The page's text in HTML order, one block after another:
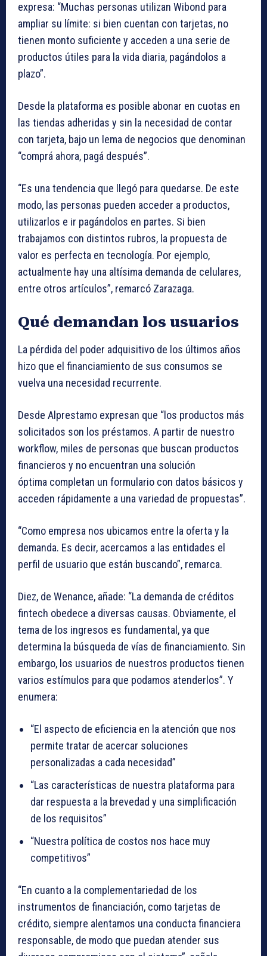
expresa: “Muchas personas utilizan Wibond para
ampliar su límite: si bien cuentan con tarjetas, no
tienen monto suficiente y acceden a una serie de
productos útiles para la vida diaria, pagándolos a
plazo”.
Desde la plataforma es posible abonar en cuotas en
las tiendas adheridas y sin la necesidad de contar
con tarjeta, bajo un lema de negocios que denominan
“comprá ahora, pagá después”.
“Es una tendencia que llegó para quedarse. De este
modo, las personas pueden acceder a productos,
utilizarlos e ir pagándolos en partes. Si bien
trabajamos con distintos rubros, la propuesta de
valor es perfecta en tecnología. Por ejemplo,
actualmente hay una altísima demanda de celulares,
entre otros artículos”, remarcó Zarazaga.
Qué demandan los usuarios
La pérdida del poder adquisitivo de los últimos años
hizo que el financiamiento de sus consumos se
vuelva una necesidad recurrente.
Desde Alprestamo expresan que “los productos más
solicitados son los préstamos. A partir de nuestro
workflow, miles de personas que buscan productos
financieros y no encuentran una solución
óptima completan un formulario con datos básicos y
acceden rápidamente a una variedad de propuestas”.
“Como empresa nos ubicamos entre la oferta y la
demanda. Es decir, acercamos a las entidades el
perfil de usuario que están buscando”, remarca.
Diez, de Wenance, añade: “La demanda de créditos
fintech obedece a diversas causas. Obviamente, el
tema de los ingresos es fundamental, ya que
determina la búsqueda de vías de financiamiento. Sin
embargo, los usuarios de nuestros productos tienen
varios estímulos para que podamos atenderlos”. Y
enumera:
“El aspecto de eficiencia en la atención que nos
permite tratar de acercar soluciones
personalizadas a cada necesidad”
“Las características de nuestra plataforma para
dar respuesta a la brevedad y una simplificación
de los requisitos”
“Nuestra política de costos nos hace muy
competitivos”
“En cuanto a la complementariedad de los
instrumentos de financiación, como tarjetas de
crédito, siempre alentamos una conducta financiera
responsable, de modo que puedan atender sus